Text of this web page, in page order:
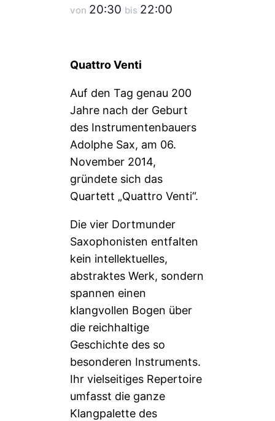
von 20:30 bis 22:00
Quattro Venti
Auf den Tag genau 200
Jahre nach der Geburt
des Instrumentenbauers
Adolphe Sax, am 06.
November 2014,
gründete sich das
Quartett „Quattro Venti“.
Die vier Dortmunder
Saxophonisten entfalten
kein intellektuelles,
abstraktes Werk, sondern
spannen einen
klangvollen Bogen über
die reichhaltige
Geschichte des so
besonderen Instruments.
Ihr vielseitiges Repertoire
umfasst die ganze
Klangpalette des